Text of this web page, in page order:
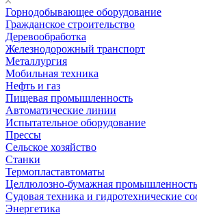
Горнодобывающее оборудование
Гражданское строительство
Деревообработка
Железнодорожный транспорт
Металлургия
Мобильная техника
Нефть и газ
Пищевая промышленность
Автоматические линии
Испытательное оборудование
Прессы
Сельское хозяйство
Станки
Термопластавтоматы
Целлюлозно-бумажная промышленность
Судовая техника и гидротехнические
Энергетика